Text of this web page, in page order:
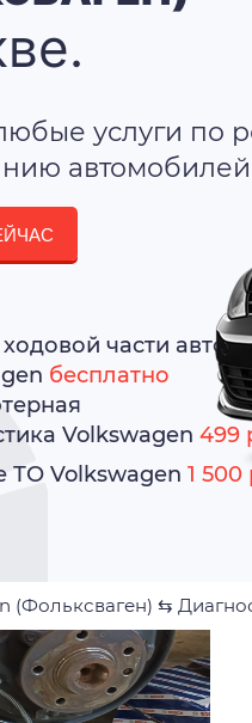
услуги по
части авто
бесплатно
Volkswagen 499
ТО Volkswagen 1 500
(Фольксваген) ⇆